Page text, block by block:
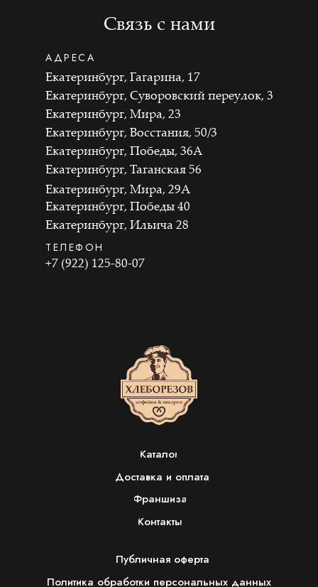
Связь с нами
АДРЕСА
Екатеринбург, Гагарина, 17
+7 (922) 125-80-07
ТЕЛЕФОН
Екатеринбург, Суворовский переулок, 3
Екатеринбург, Мира, 23
Екатеринбург, Ильича 28
Екатеринбург, Победы 40
Екатеринбург, Мира, 29А
Екатеринбург, Восстания, 50/3
Екатеринбург, Победы, 36А
Екатеринбург, Таганская 56
Франшиза
Контакты
Доставка и оплата
Публичная оферта
Политика обработки персональных данных
Каталог